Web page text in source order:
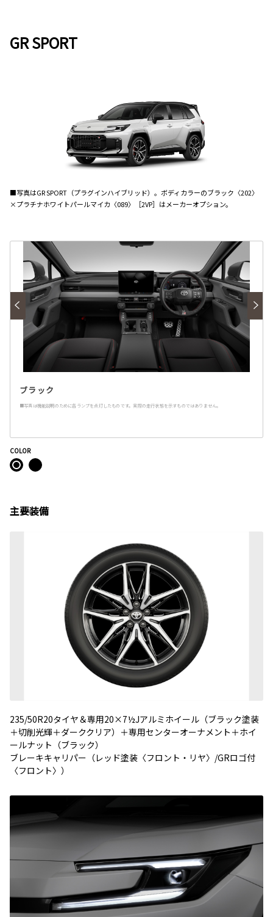
GR SPORT
■写真はGR SPORT（プラグインハイブリッド）。ボディカラーのブラック〈202〉
×プラチナホワイトパールマイカ〈089〉［2VP］はメーカーオプション。
ブラック
■写真は機能説明のために各ランプを点灯したものです。実際の走行状態を示すものではありません。
COLOR
主要装備
235/50R20タイヤ＆専用20×7½Jアルミホイール（ブラック塗装
＋切削光輝＋ダーククリア）＋専用センターオーナメント＋ホイ
ールナット（ブラック）
ブレーキキャリパー（レッド塗装〈フロント・リヤ〉/GRロゴ付
〈フロント〉）